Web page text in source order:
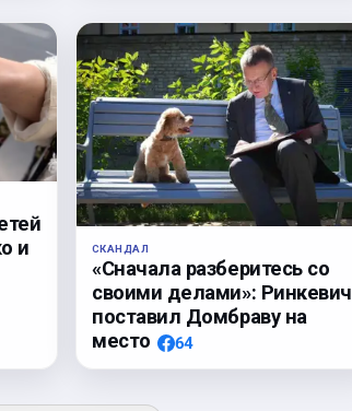
и
СКАНДАЛ
«Сначала разберитесь со
своими делами»: Ринкевич
поставил Домбраву на
место
64